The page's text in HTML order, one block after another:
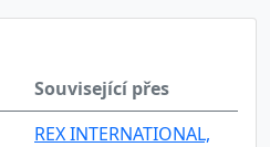
Související přes
REX INTERNATIONAL,